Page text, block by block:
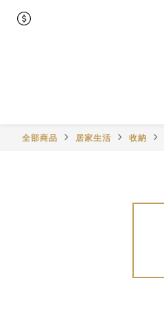
全部商品 居家生活 收納